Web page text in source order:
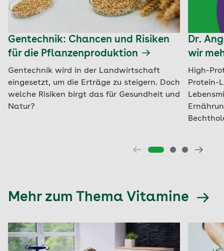
Gentechnik: Chancen und Risiken
für die Pflanzenproduktion
Gentechnik wird in der Landwirtschaft
eingesetzt, um die Erträge zu steigern. Doch
welche Risiken birgt das für Gesundheit und
Natur?
Dr.
wir
High-
Protein-
Mehr zum Thema Vitamine